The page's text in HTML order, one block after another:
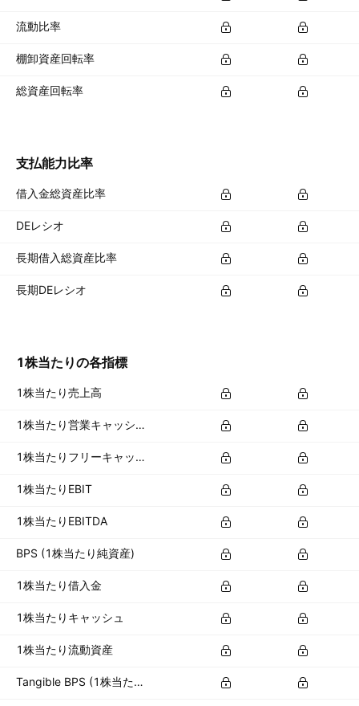
流動比率
棚卸資産回転率
総資産回転率
支払能力比率
借入金総資産比率
DEレシオ
長期借入総資産比率
長期DEレシオ
1株当たりの各指標
1株当たり売上高
1株当たり営業キャッシュフロー
1株当たりフリーキャッシュフロー
1株当たりEBIT
1株当たりEBITDA
BPS (1株当たり純資産)
1株当たり借入金
1株当たりキャッシュ
1株当たり流動資産
Tangible BPS (1株当たり有形資産)